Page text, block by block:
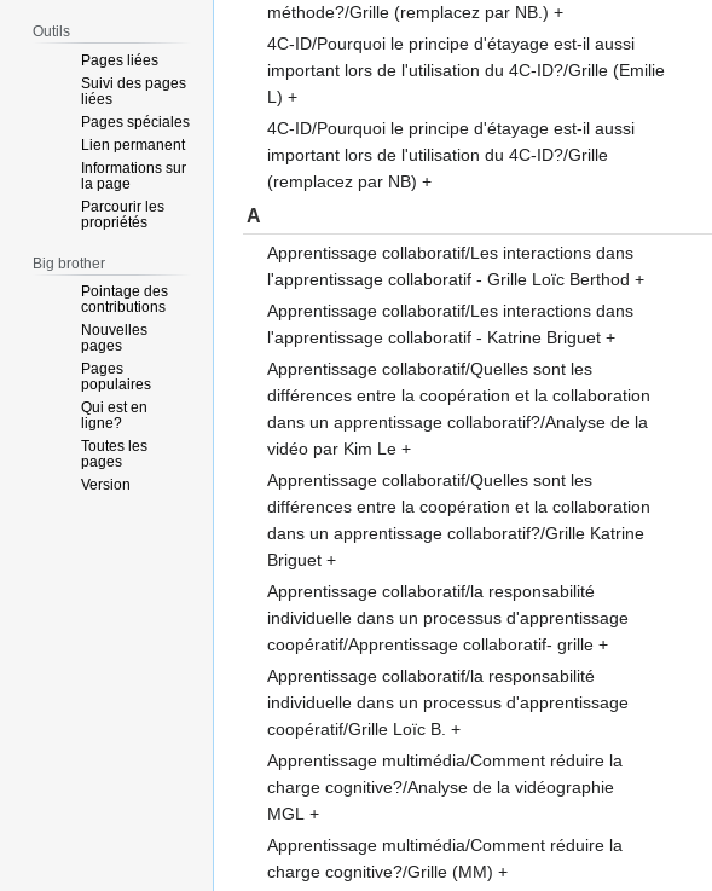
méthode?/Grille (remplacez par NB.) +
4C-ID/Pourquoi le principe d'étayage est-il aussi
important lors de l'utilisation du 4C-ID?/Grille (Emilie
L) +
4C-ID/Pourquoi le principe d'étayage est-il aussi
important lors de l'utilisation du 4C-ID?/Grille
(remplacez par NB) +
A
Apprentissage collaboratif/Les interactions dans
l'apprentissage collaboratif - Grille Loïc Berthod +
Apprentissage collaboratif/Les interactions dans
l'apprentissage collaboratif - Katrine Briguet +
Apprentissage collaboratif/Quelles sont les
différences entre la coopération et la collaboration
dans un apprentissage collaboratif?/Analyse de la
vidéo par Kim Le +
Apprentissage collaboratif/Quelles sont les
différences entre la coopération et la collaboration
dans un apprentissage collaboratif?/Grille Katrine
Briguet +
Apprentissage collaboratif/la responsabilité
individuelle dans un processus d'apprentissage
coopératif/Apprentissage collaboratif- grille +
Apprentissage collaboratif/la responsabilité
individuelle dans un processus d'apprentissage
coopératif/Grille Loïc B. +
Apprentissage multimédia/Comment réduire la
charge cognitive?/Analyse de la vidéographie
MGL +
Apprentissage multimédia/Comment réduire la
charge cognitive?/Grille (MM) +
Outils
Pages liées
Suivi des pages
liées
Pages spéciales
Lien permanent
Informations sur
la page
Parcourir les
propriétés
Big brother
Pointage des
contributions
Nouvelles
pages
Pages
populaires
Qui est en
ligne?
Toutes les
pages
Version